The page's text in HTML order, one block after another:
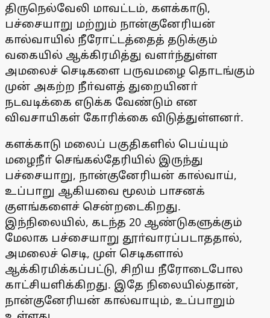
திருநெல்வேலி மாவட்டம், களக்காடு,
பச்சையாறு மற்றும் நான்குனேரியன்
கால்வாயில் நீரோட்டத்தைத் தடுக்கும்
வகையில் ஆக்கிரமித்து வளா்ந்துள்ள
அமலைச் செடிகளை பருவமழை தொடங்கும்
முன் அகற்ற நீா்வளத் துறையினா்
நடவடிக்கை எடுக்க வேண்டும் என
விவசாயிகள் கோரிக்கை விடுத்துள்ளனா்.
களக்காடு மலைப் பகுதிகளில் பெய்யும்
மழைநீா் செங்கல்தேரியில் இருந்து
பச்சையாறு, நான்குனேரியன் கால்வாய்,
உப்பாறு ஆகியவை மூலம் பாசனக்
குளங்களைச் சென்றடைகிறது.
இந்நிலையில், கடந்த 20 ஆண்டுகளுக்கும்
மேலாக பச்சையாறு தூா்வாரப்படாததால்,
அமலைச் செடி, முள் செடிகளால்
ஆக்கிரமிக்கப்பட்டு, சிறிய நீரோடைபோல
காட்சியளிக்கிறது. இதே நிலையில்தான்,
நான்குனேரியன் கால்வாயும், உப்பாறும்